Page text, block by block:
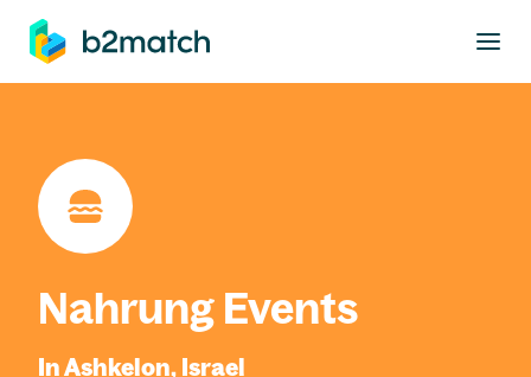
springen
Nahrung Events
In Ashkelon, Israel